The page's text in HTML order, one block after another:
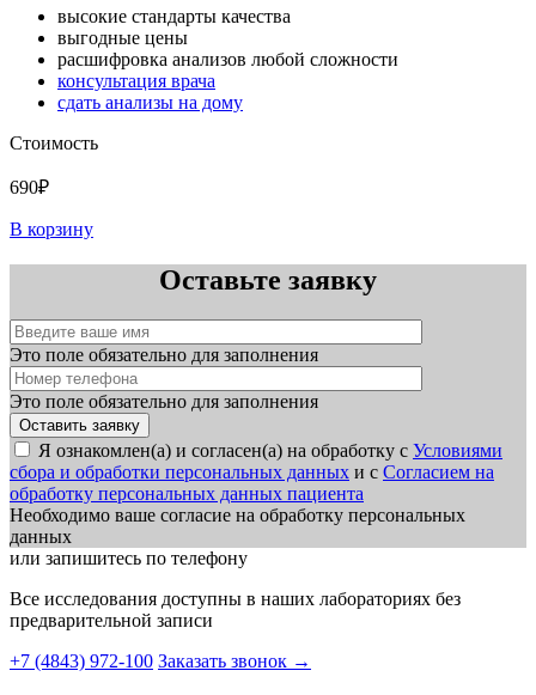
высокие стандарты качества
выгодные цены
расшифровка анализов любой сложности
консультация врача
сдать анализы на дому
Стоимость
690₽
В корзину
Оставьте заявку
Это поле обязательно для заполнения
Это поле обязательно для заполнения
Я ознакомлен(а) и согласен(а) на обработку с Условиями
сбора и обработки персональных данных и с Согласием на
обработку персональных данных пациента
Необходимо ваше согласие на обработку персональных
данных
или запишитесь по телефону
Все исследования доступны в наших лабораториях без
предварительной записи
+7 (4843) 972-100 Заказать звонок →